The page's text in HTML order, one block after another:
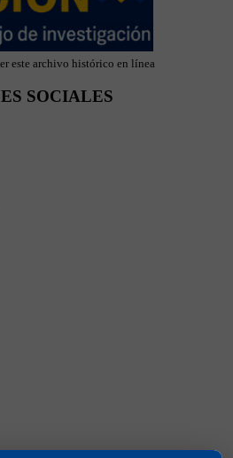
este archivo histórico en línea
SOCIALES